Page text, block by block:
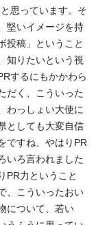
思っています。そ
堅いイメージを持
投稿」ということ
知りたいという視
するにもかかわら
だく、こういった
わっしょい大使に
としても大変自信
ですね、やはりPR
いろ言われました
PR力ということ
、こういったおい
について、若い